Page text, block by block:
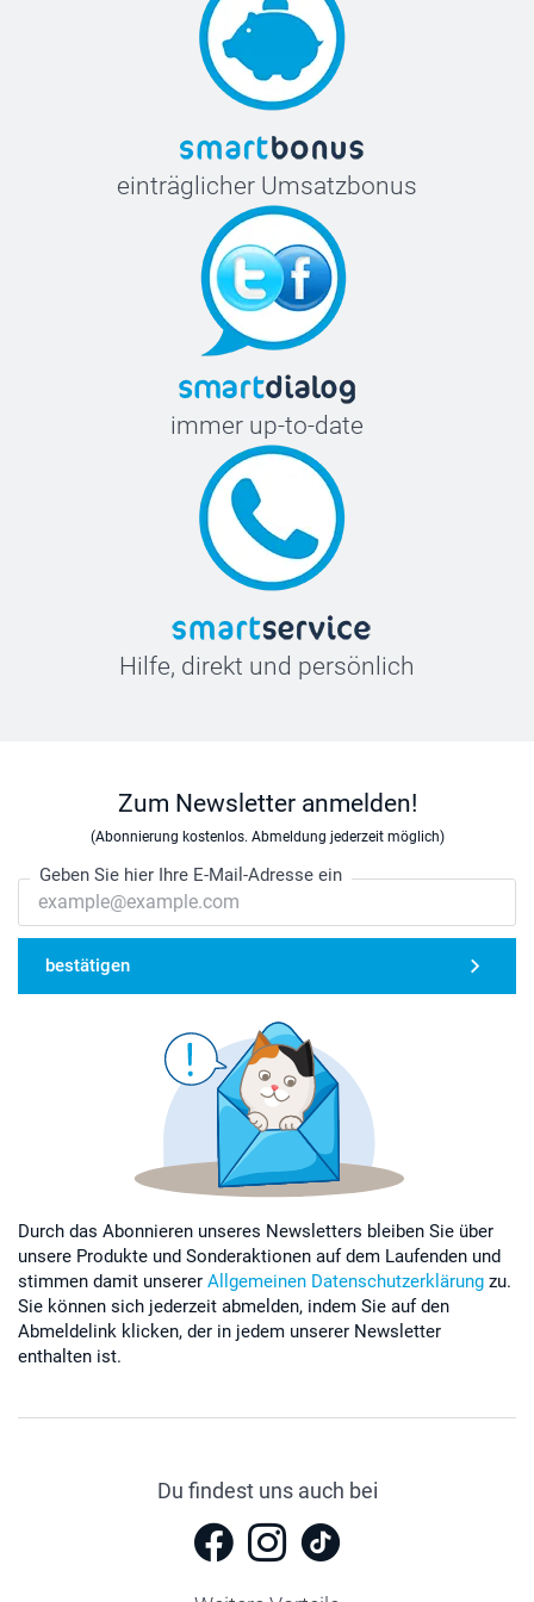
einträglicher Umsatzbonus
immer up-to-date
Hilfe, direkt und persönlich
Zum Newsletter anmelden!
(Abonnierung kostenlos. Abmeldung jederzeit möglich)
Geben Sie hier Ihre E-Mail-Adresse ein
bestätigen
Durch das Abonnieren unseres Newsletters bleiben Sie über
unsere Produkte und Sonderaktionen auf dem Laufenden und
stimmen damit unserer Allgemeinen Datenschutzerklärung zu.
Sie können sich jederzeit abmelden, indem Sie auf den
Abmeldelink klicken, der in jedem unserer Newsletter
enthalten ist.
Du findest uns auch bei